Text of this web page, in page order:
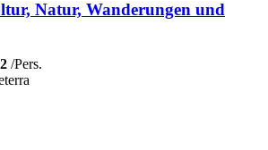
Natur, Wanderungen und
/Pers.